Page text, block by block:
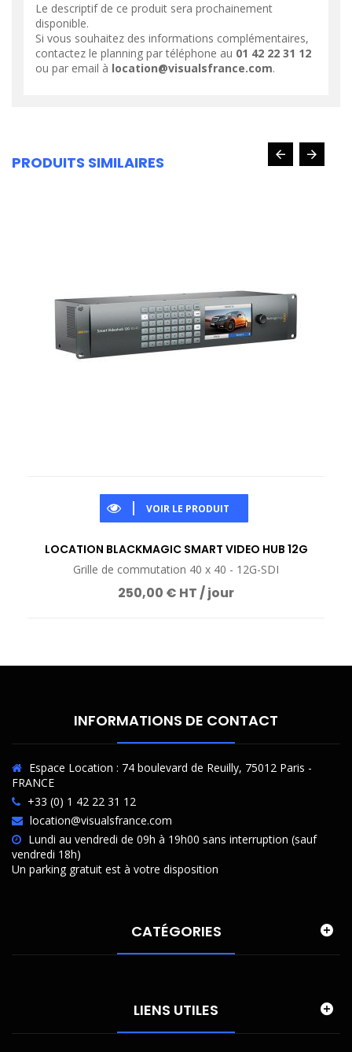
Le descriptif de ce produit sera prochainement
disponible.
Si vous souhaitez des informations complémentaires,
contactez le planning par téléphone au 01 42 22 31 12
ou par email à location@visualsfrance.com.
PRODUITS SIMILAIRES
VOIR LE PRODUIT
LOCATION BLACKMAGIC SMART VIDEO HUB 12G
Grille de commutation 40 x 40 - 12G-SDI
250,00 € HT / jour
INFORMATIONS DE CONTACT
Espace Location : 74 boulevard de Reuilly, 75012 Paris -
FRANCE
+33 (0) 1 42 22 31 12
location@visualsfrance.com
Lundi au vendredi de 09h à 19h00 sans interruption (sauf
vendredi 18h)
Un parking gratuit est à votre disposition
CATÉGORIES
LIENS UTILES